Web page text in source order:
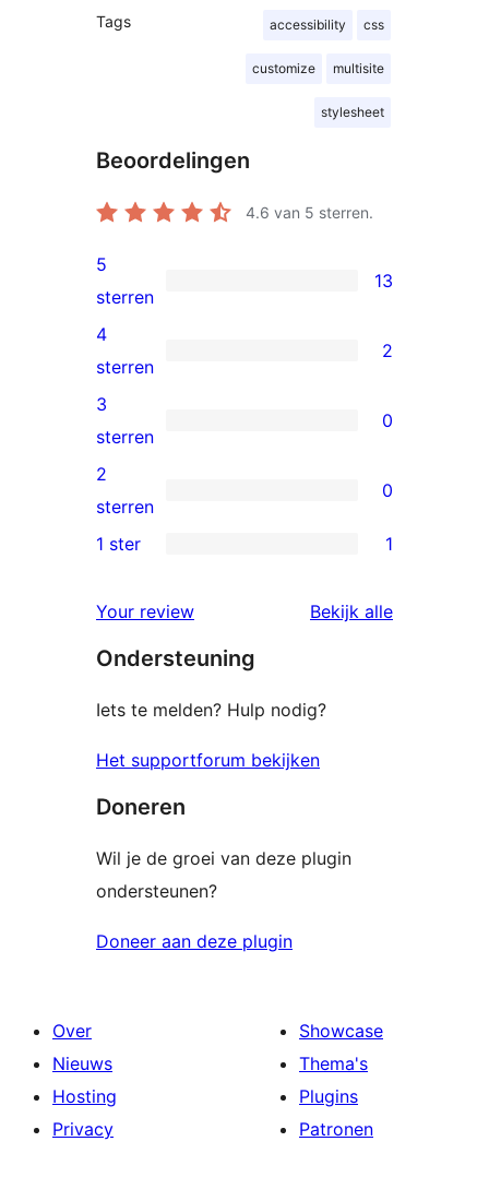
Tags accessibility css
customize multisite
stylesheet
Beoordelingen
4.6 van 5 sterren.
13
5
sterren
beoordeling
5
sterren
13
2
4
sterren
beoordeling
4
sterren
2
0
3
sterren
beoordeling
3
sterren
0
0
2
beoordeling
2
sterren
0
ster
beoordeling
1 ster 1
Your review Bekijk alle
Ondersteuning
Iets te melden? Hulp nodig?
Het supportforum bekijken
Doneren
Wil je de groei van deze plugin
ondersteunen?
Doneer aan deze plugin
Over
Nieuws
Hosting
Privacy
Showcase
Thema's
Plugins
Patronen